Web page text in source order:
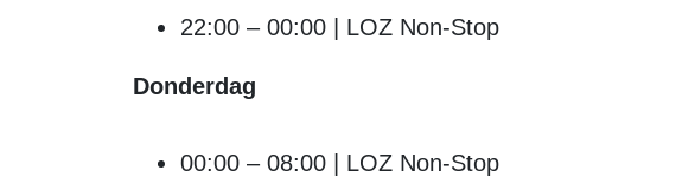
22:00 – 00:00 | LOZ Non-Stop
Donderdag
00:00 – 08:00 | LOZ Non-Stop